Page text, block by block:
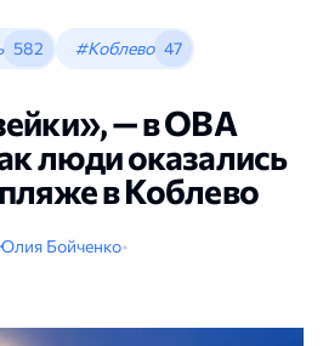
582 #Коблево 47
— в ОВА
люди оказались
в Коблево
Бойченко•